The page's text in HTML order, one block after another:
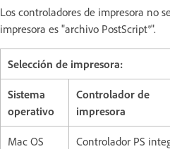
Los controladores de impresora no
impresora es "archivo PostScript®".
Selección de impresora:
Sistema
operativo
Controlador de
impresora
Mac OS
Controlador PS